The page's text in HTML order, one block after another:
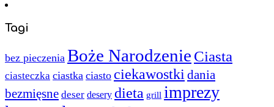
Tagi
bez pieczenia Boże Narodzenie Ciasta
ciasteczka ciastka ciasto ciekawostki dania
bezmięsne deser desery dieta grill imprezy